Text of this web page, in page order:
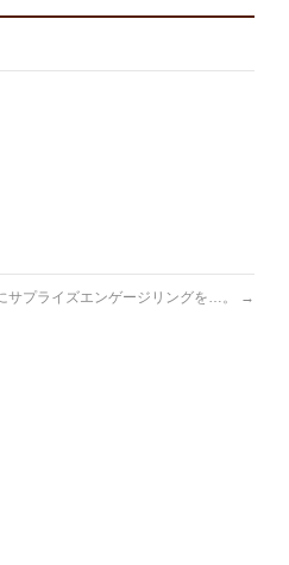
サプライズエンゲージリングを…。 →